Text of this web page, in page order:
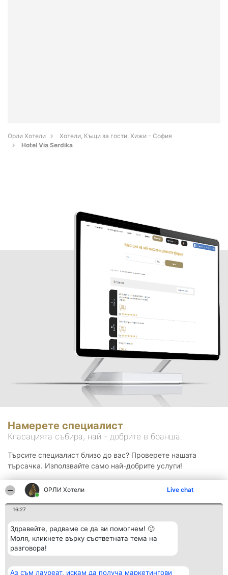
ОРЛИ Хотели Live chat
16:27
Здравейте, радваме се да ви помогнем! 🙂
Моля, кликнете върху съответната тема на
разговора!
Аз съм лауреат, искам да получа маркетингови
Орли Хотели
Хотели, Къщи за гости, Хижи - София
Hotel Via Serdika
Намерете специалист
Класацията събира, най - добрите в бранша.
Търсите специалист близо до вас? Проверете нашата
търсачка. Използвайте само най-добрите услуги!
Организатор на Класация Контакти